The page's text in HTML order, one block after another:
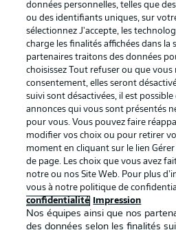
La publicité
Mentions Légales
Déclaration de
confidentialité
Travaux
Impression
données personnelles, telles que
ou des identifiants uniques, sur
sélectionnez J'accepte, les
charge les finalités affichées dans la
partenaires traitons des données
choisissez Tout refuser ou que
consentement, elles seront
suivi sont désactivées, il est
annonces qui vous sont présentés
pour vous. Vous pouvez faire
modifier vos choix ou pour retirer
moment en cliquant sur le lien
de page. Les choix que vous avez
notre ou nos Site Web. Pour plus
vous à notre politique de
confidentialité
Impression
Nos équipes ainsi que nos
des données selon les finalités